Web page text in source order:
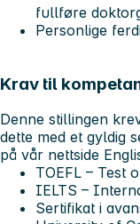
fullføre
Personlige
Krav til
Denne stillingen
dette med et gyldig
på vår nettside
TOEFL – Test
IELTS –
Sertifikat i